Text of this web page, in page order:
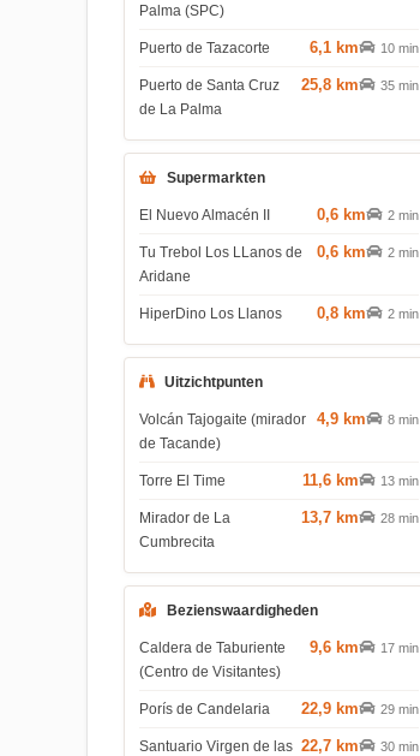
Palma (SPC)
Puerto de Tazacorte 6,1 km 10 min
Puerto de Santa Cruz
de La Palma
25,8 km 35 min
Supermarkten
El Nuevo Almacén II 0,6 km 2 min
Tu Trebol Los LLanos de
Aridane
0,6 km 2 min
HiperDino Los Llanos 0,8 km 2 min
Uitzichtpunten
Volcán Tajogaite (mirador
de Tacande)
4,9 km 8 min
Torre El Time 11,6 km 13 min
Mirador de La
Cumbrecita
13,7 km 28 min
Bezienswaardigheden
Caldera de Taburiente
(Centro de Visitantes)
9,6 km 17 min
Porís de Candelaria 22,9 km 29 min
Santuario Virgen de las 22,7 km 30 min